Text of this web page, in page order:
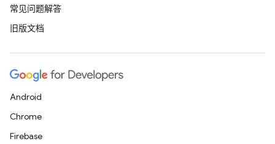
常见问题解答
旧版文档
Android
Chrome
Firebase